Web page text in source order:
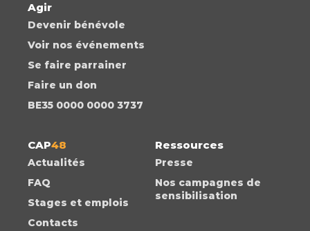
Agir
Devenir bénévole
Voir nos événements
Se faire parrainer
Faire un don
BE35 0000 0000 3737
CAP48
Actualités
FAQ
Stages et emplois
Contacts
Ressources
Presse
Nos campagnes de
sensibilisation